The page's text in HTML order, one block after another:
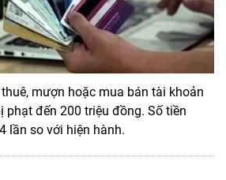
mượn hoặc mua bán tài khoản
phạt đến 200 triệu đồng. Số tiền
lần so với hiện hành.